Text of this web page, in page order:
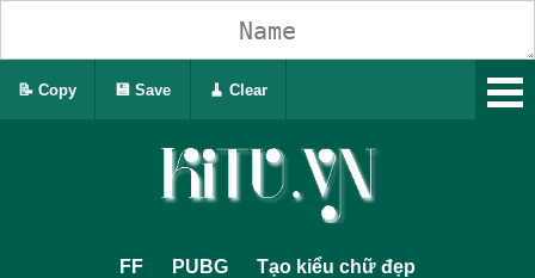
FF PUBG Tạo kiểu chữ đẹp
📝 Copy 💾 Save 🧹 Clear